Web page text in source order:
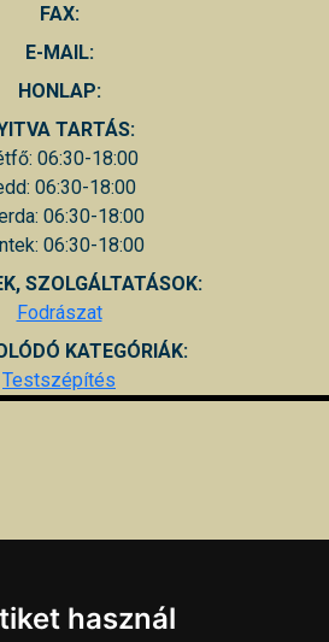
FAX:
E-MAIL:
HONLAP:
TARTÁS:
06:30-18:00
06:30-18:00
06:30-18:00
06:30-18:00
SZOLGÁLTATÁSOK:
Fodrászat
KATEGÓRIÁK:
Testszépítés
használ